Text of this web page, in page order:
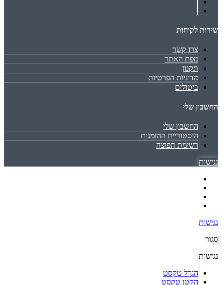
שירות לקוחות
צרו קשר
מפת האתר
תקנון
מדיניות הפרטיות
ביטולים
החשבון שלי
החשבון שלי
היסטוריית ההזמנות
רשימת תפוצה
נגישות
נגישות
סגור
נגישות
הגדל טקסט
הקטן טקסט